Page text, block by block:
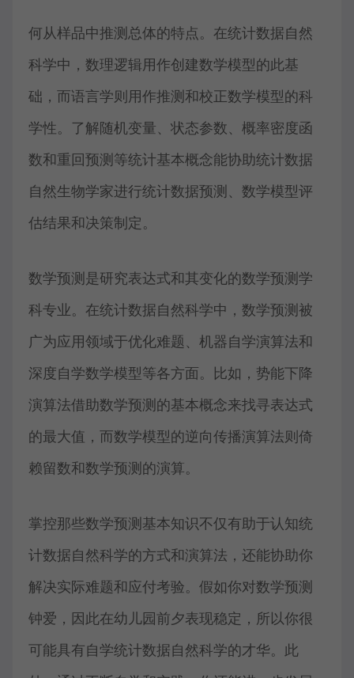
何从样品中推测总体的特点。在统计数据自然
科学中，数理逻辑用作创建数学模型的此基
础，而语言学则用作推测和校正数学模型的科
学性。了解随机变量、状态参数、概率密度函
数和重回预测等统计基本概念能协助统计数据
自然生物学家进行统计数据预测、数学模型评
估结果和决策制定。
数学预测是研究表达式和其变化的数学预测学
科专业。在统计数据自然科学中，数学预测被
广为应用领域于优化难题、机器自学演算法和
深度自学数学模型等各方面。比如，势能下降
演算法借助数学预测的基本概念来找寻表达式
的最大值，而数学模型的逆向传播演算法则倚
赖留数和数学预测的演算。
掌控那些数学预测基本知识不仅有助于认知统
计数据自然科学的方式和演算法，还能协助你
解决实际难题和应付考验。假如你对数学预测
钟爱，因此在幼儿园前夕表现稳定，所以你很
可能具有自学统计数据自然科学的才华。此